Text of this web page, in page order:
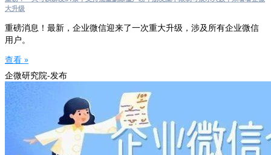
大升级
重磅消息！最新，企业微信迎来了一次重大升级，涉及所有企业微信
用户。
查看 »
企微研究院-发布